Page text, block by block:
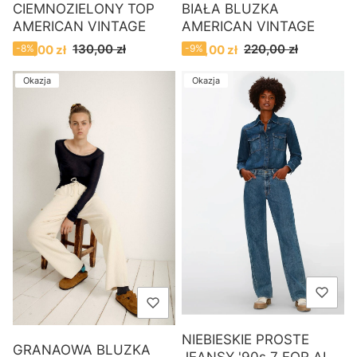
CIEMNOZIELONY TOP
AMERICAN VINTAGE
Cena promocyjna
120,00 zł 130,00 zł
-8%
BIAŁA BLUZKA
AMERICAN VINTAGE
Cena promocyjna
200,00 zł 220,00 zł
-9%
Okazja
GRANAOWA BLUZKA
Okazja
NIEBIESKIE PROSTE